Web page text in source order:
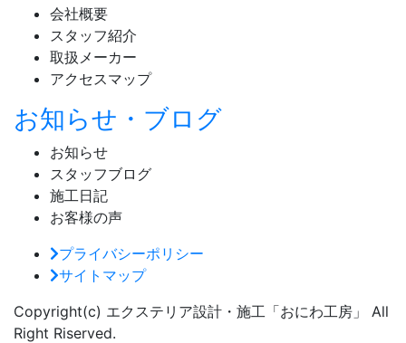
会社概要
スタッフ紹介
取扱メーカー
アクセスマップ
お知らせ・ブログ
お知らせ
スタッフブログ
施工日記
お客様の声
プライバシーポリシー
サイトマップ
Copyright(c) エクステリア設計・施工「おにわ工房」 All
Right Riserved.